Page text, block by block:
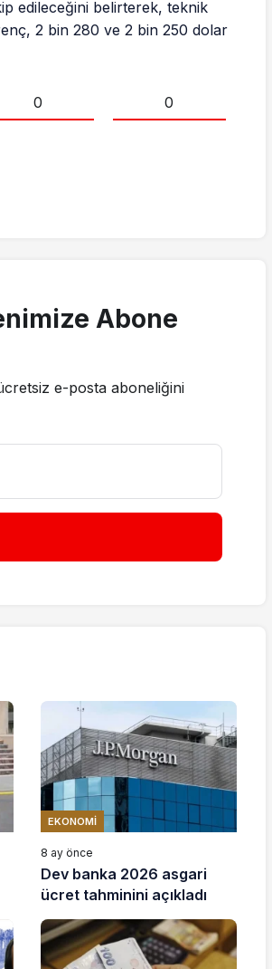
edileceğini belirterek, teknik
2 bin 280 ve 2 bin 250 dolar
0 0
Abone
e-posta aboneliğini
EKONOMI
8 ay önce
Dev banka 2026 asgari
ücret tahminini açıkladı